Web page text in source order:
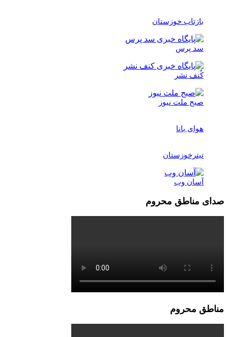
بازتاب خوزستان
سد پرس
کُنف نشر
صبح ملت نیوز
هوای بانا
تیترخوزستان
آسان وب
صدای مناطق محروم
مناطق محروم